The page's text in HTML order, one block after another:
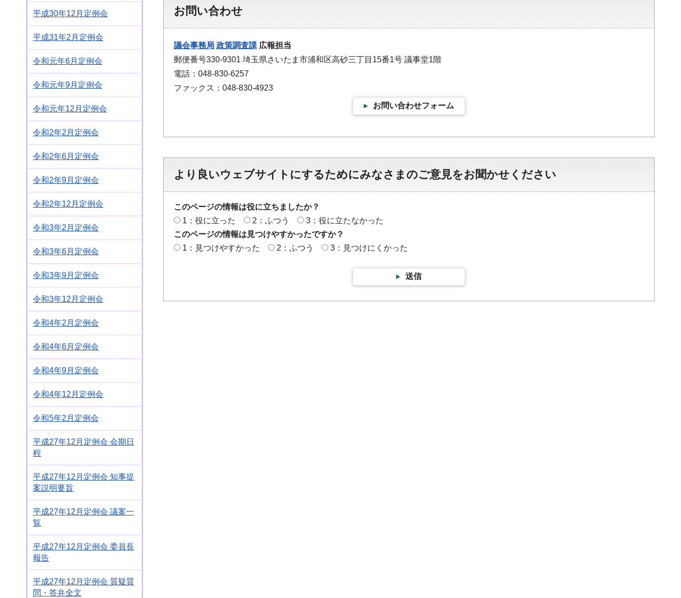
平成30年12月定例会
平成31年2月定例会
令和元年6月定例会
令和元年9月定例会
令和元年12月定例会
令和2年2月定例会
令和2年6月定例会
令和2年9月定例会
令和2年12月定例会
令和3年2月定例会
令和3年6月定例会
令和3年9月定例会
令和3年12月定例会
令和4年2月定例会
令和4年6月定例会
令和4年9月定例会
令和4年12月定例会
令和5年2月定例会
平成27年12月定例会 会期日
程
平成27年12月定例会 知事提
案説明要旨
平成27年12月定例会 議案一
覧
平成27年12月定例会 委員長
報告
平成27年12月定例会 質疑質
問・答弁全文
お問い合わせ
議会事務局 政策調査課 広報担当
郵便番号330-9301 埼玉県さいたま市浦和区高砂三丁目15番1号 議事堂1階
電話：048-830-6257
ファックス：048-830-4923
お問い合わせフォーム
より良いウェブサイトにするためにみなさまのご意見をお聞かせください
このページの情報は役に立ちましたか？
1：役に立った
2：ふつう
3：役に立たなかった
このページの情報は見つけやすかったですか？
1：見つけやすかった
2：ふつう 3：見つけにくかった
送信